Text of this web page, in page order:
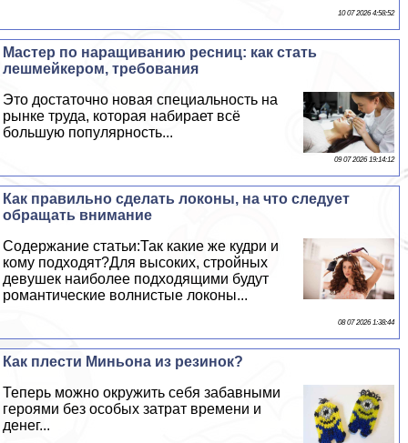
10 07 2026 4:58:52
Мастер по наращиванию ресниц: как стать
лешмейкером, требования
Это достаточно новая специальность на
рынке труда, которая набирает всё
большую популярность...
09 07 2026 19:14:12
Как правильно сделать локоны, на что следует
обращать внимание
Содержание статьи:Так какие же кудри и
кому подходят?Для высоких, стройных
дeвyшек наиболее подходящими будут
романтические волнистые локоны...
08 07 2026 1:38:44
Как плести Миньона из резинок?
Теперь можно окружить себя забавными
героями без особых затрат времени и
денег...